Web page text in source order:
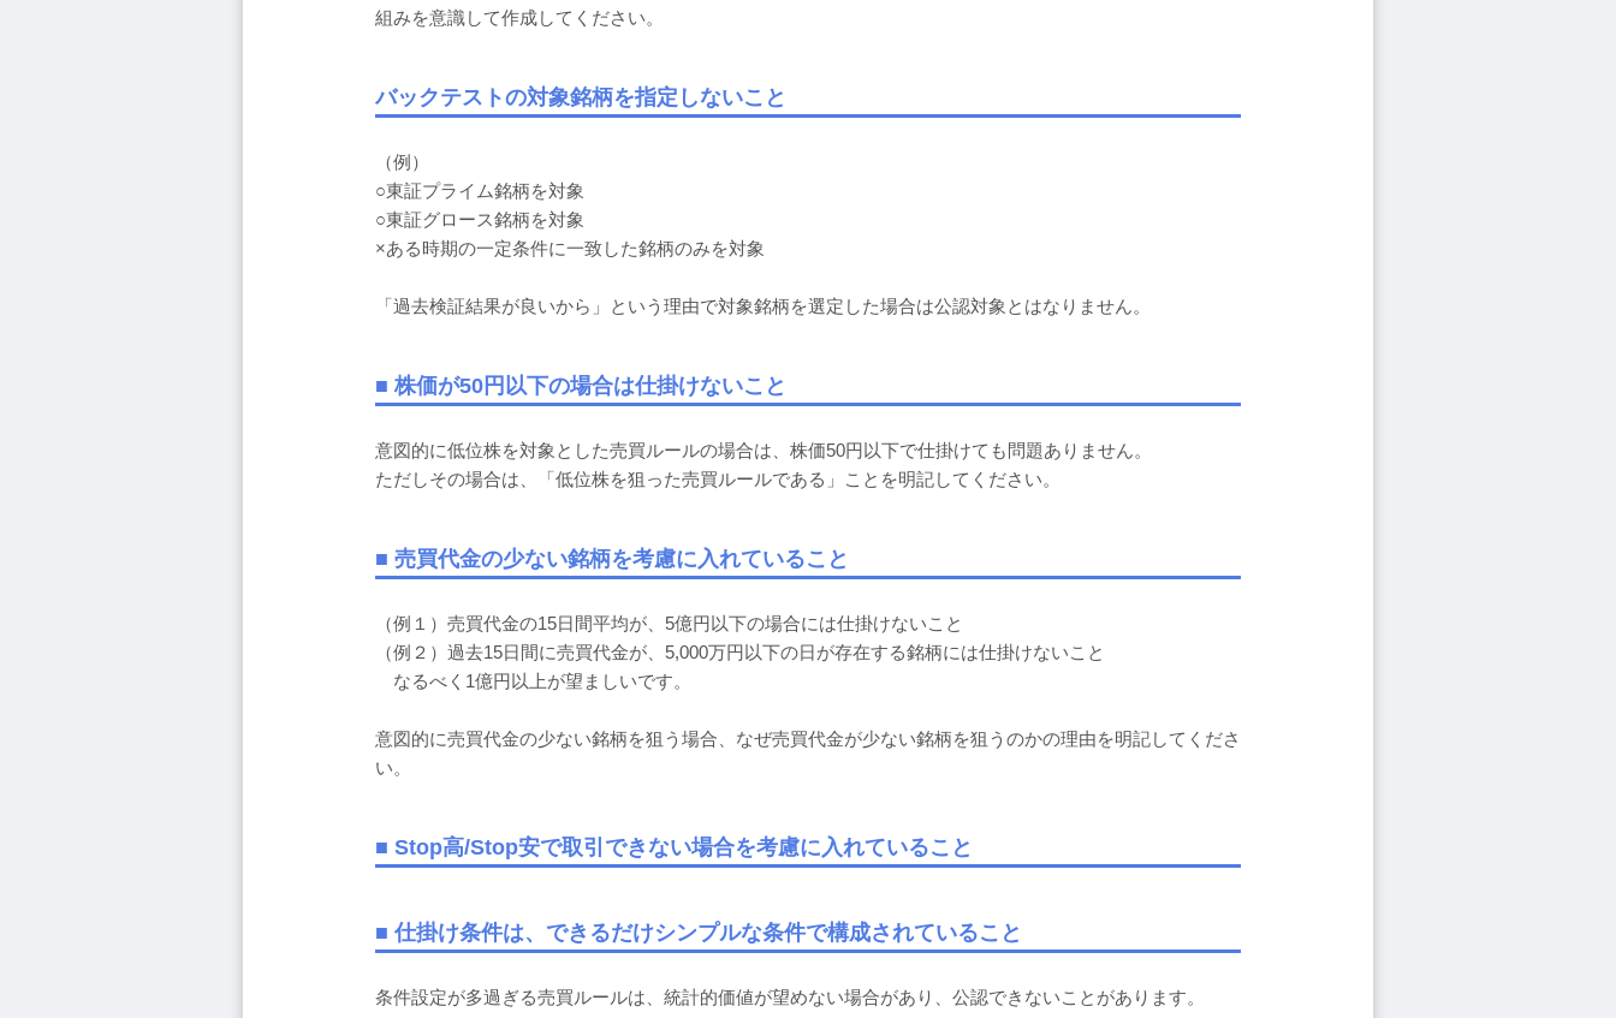
組みを意識して作成してください。
バックテストの対象銘柄を指定しないこと
（例）
○東証プライム銘柄を対象
○東証グロース銘柄を対象
×ある時期の一定条件に一致した銘柄のみを対象
「過去検証結果が良いから」という理由で対象銘柄を選定した場合は公認対象とはなりません。
■ 株価が50円以下の場合は仕掛けないこと
意図的に低位株を対象とした売買ルールの場合は、株価50円以下で仕掛けても問題ありません。
ただしその場合は、「低位株を狙った売買ルールである」ことを明記してください。
■ 売買代金の少ない銘柄を考慮に入れていること
（例１）売買代金の15日間平均が、5億円以下の場合には仕掛けないこと
（例２）過去15日間に売買代金が、5,000万円以下の日が存在する銘柄には仕掛けないこと
なるべく1億円以上が望ましいです。
意図的に売買代金の少ない銘柄を狙う場合、なぜ売買代金が少ない銘柄を狙うのかの理由を明記してくださ
い。
■ Stop高/Stop安で取引できない場合を考慮に入れていること
■ 仕掛け条件は、できるだけシンプルな条件で構成されていること
条件設定が多過ぎる売買ルールは、統計的価値が望めない場合があり、公認できないことがあります。